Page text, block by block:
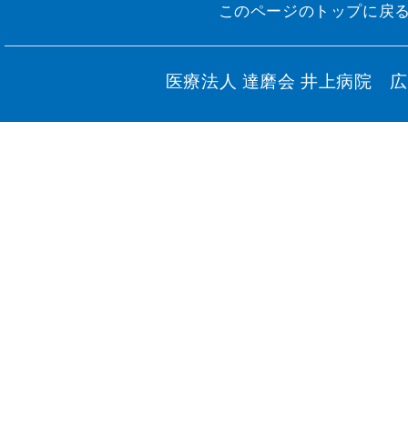
このページのトップに戻
医療法人 達磨会 井上病院